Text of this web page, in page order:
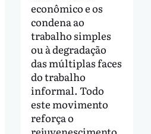
econômico e os
condena ao
trabalho simples
ou à degradação
das múltiplas faces
do trabalho
informal. Todo
este movimento
reforça o